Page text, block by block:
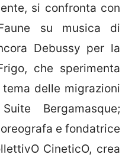
si confronta con
Faune su musica di
Debussy per la
che sperimenta
delle migrazioni
Bergamasque;
e fondatrice
CineticO, crea